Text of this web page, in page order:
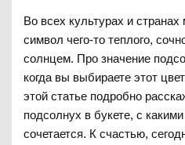
Во всех культурах и
символ чего-то теплого,
солнцем. Про значение
когда вы выбираете этот
этой статье подробно
подсолнух в букете, с
сочетается. К счастью,